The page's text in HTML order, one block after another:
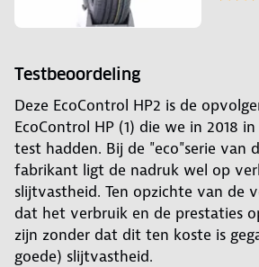
Testbeoordeling
Deze EcoControl HP2 is de
EcoControl HP (1) die we in 2018
test hadden. Bij de "eco"serie van
fabrikant ligt de nadruk wel op
slijtvastheid. Ten opzichte van de
dat het verbruik en de prestaties
zijn zonder dat dit ten koste is
goede) slijtvastheid.